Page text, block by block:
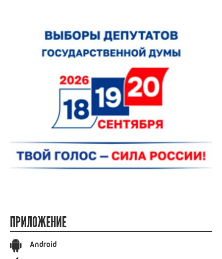
ПРИЛОЖЕНИЕ
Android